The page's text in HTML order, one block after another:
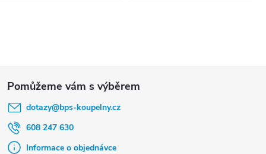
dotazy@bps-koupelny.cz
608 247 630
Informace o objednávce